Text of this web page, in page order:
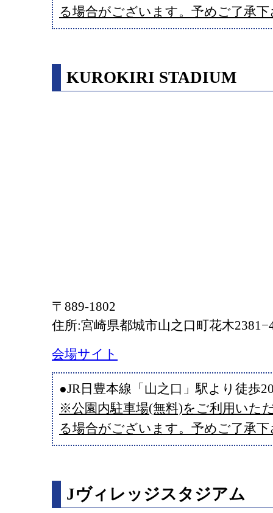
る場合がございます。予めご了承下
KUROKIRI STADIUM
〒889-1802
住所:宮崎県都城市山之口町花木
会場サイト
●JR日豊本線「山之口」駅より徒歩
※公園内駐車場(無料)をご利用いた
る場合がございます。予めご了承下
Jヴィレッジスタジアム